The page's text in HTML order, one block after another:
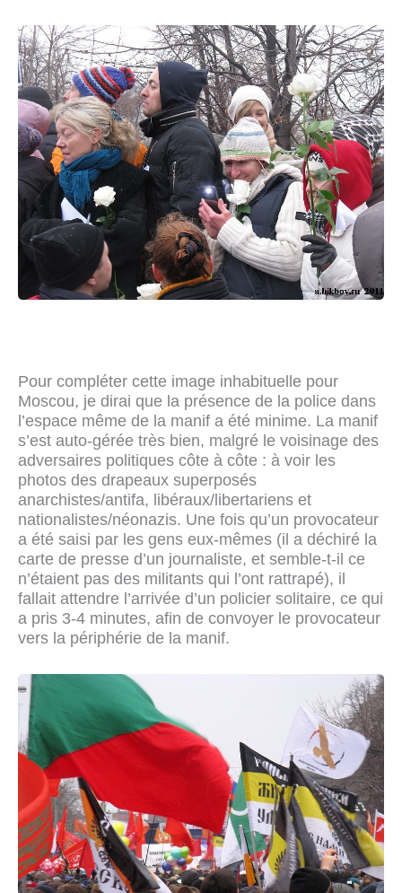
Pour compléter cette image inhabituelle pour
Moscou, je dirai que la présence de la police dans
l’espace même de la manif a été minime. La manif
s’est auto-gérée très bien, malgré le voisinage des
adversaires politiques côte à côte : à voir les
photos des drapeaux superposés
anarchistes/antifa, libéraux/libertariens et
nationalistes/néonazis. Une fois qu’un provocateur
a été saisi par les gens eux-mêmes (il a déchiré la
carte de presse d’un journaliste, et semble-t-il ce
n’étaient pas des militants qui l’ont rattrapé), il
fallait attendre l’arrivée d’un policier solitaire, ce qui
a pris 3-4 minutes, afin de convoyer le provocateur
vers la périphérie de la manif.